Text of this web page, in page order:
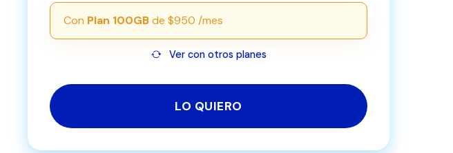
Con Plan 100GBde $950 /mes
Ver con otros planes
LO QUIERO